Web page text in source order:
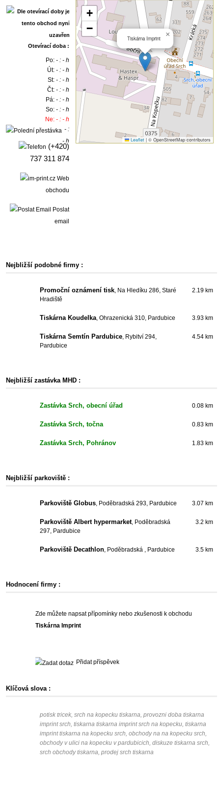
Otevírací doba :
Po:- : - h
Út:- : - h
St:- : - h
Čt:- : - h
Pá:- : - h
So:- : - h
Ne:- : - h
- :
- h
(+420)
737 311 874
Web
obchodu
Poslat
email
Tiskárna Imprint ×
+
−
Leaflet |© OpenStreetMap contributors
Nejbližší podobné firmy :
Promoční oznámení tisk, Na Hledíku 286, Staré
Hradiště
2.19 km
Tiskárna Koudelka, Ohrazenická 310, Pardubice 3.93 km
Tiskárna Semtín Pardubice, Rybitví 294,
Pardubice
4.54 km
Nejbližší zastávka MHD :
Zastávka Srch, obecní úřad 0.08 km
Zastávka Srch, točna 0.83 km
Zastávka Srch, Pohránov 1.83 km
Nejbližší parkoviště :
Parkoviště Globus, Poděbradská 293, Pardubice 3.07 km
Parkoviště Albert hypermarket, Poděbradská
297, Pardubice
3.2 km
Parkoviště Decathlon, Poděbradská , Pardubice 3.5 km
Hodnocení firmy :
Zde můžete napsat přípomínky nebo zkušenosti k obchodu
Tiskárna Imprint
Přidat příspěvek
Klíčová slova :
potisk tricek, srch na kopecku tiskarna, provozni doba tiskarna
imprint srch, tiskarna tiskarna imprint srch na kopecku, tiskarna
imprint tiskarna na kopecku srch, obchody na na kopecku srch,
obchody v ulici na kopecku v pardubicich, diskuze tiskarna srch,
srch obchody tiskarna, prodej srch tiskarna